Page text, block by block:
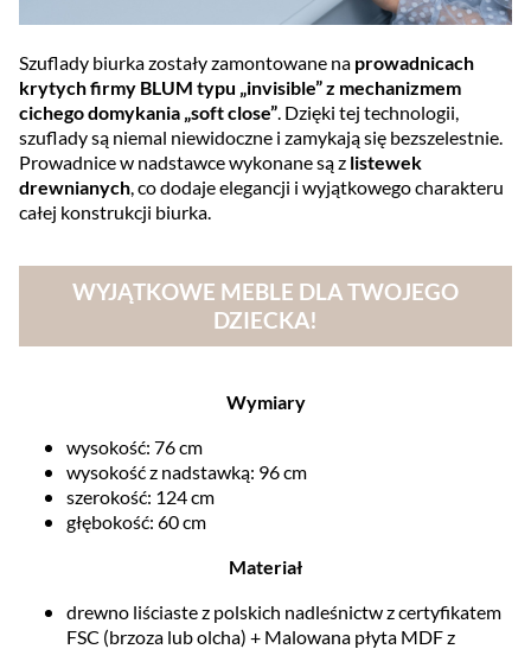
Szuflady biurka zostały zamontowane na prowadnicach
krytych firmy BLUM typu „invisible” z mechanizmem
cichego domykania „soft close” . Dzięki tej technologii,
szuflady są niemal niewidoczne i zamykają się bezszelestnie.
Prowadnice w nadstawce wykonane są z listewek
drewnianych , co dodaje elegancji i wyjątkowego charakteru
całej konstrukcji biurka.
WYJĄTKOWE MEBLE DLA TWOJEGO
DZIECKA!
Wymiary
wysokość: 76 cm
wysokość z nadstawką: 96 cm
szerokość: 124 cm
głębokość: 60 cm
Materiał
drewno liściaste z polskich nadleśnictw z certyfikatem
FSC (brzoza lub olcha) + Malowana płyta MDF z